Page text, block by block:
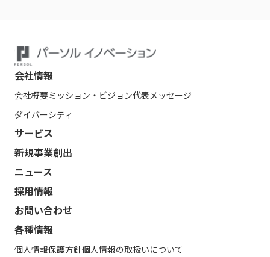
会社情報
会社概要ミッション・ビジョン代表メッセージ
ダイバーシティ
サービス
新規事業創出
ニュース
採用情報
お問い合わせ
各種情報
個人情報保護方針個人情報の取扱いについて